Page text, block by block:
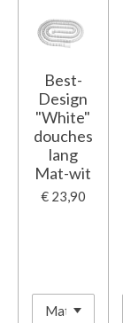
Best-
Design
"White"
douches
lang
Mat-wit
€ 23,90